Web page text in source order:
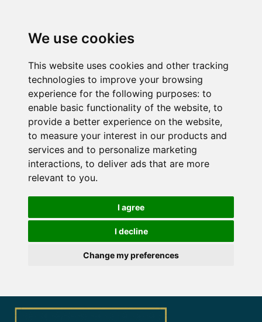
We use cookies
This website uses cookies and other tracking
technologies to improve your browsing
experience for the following purposes: to
enable basic functionality of the website, to
provide a better experience on the website,
to measure your interest in our products and
services and to personalize marketing
interactions, to deliver ads that are more
relevant to you.
I agree
I decline
Change my preferences